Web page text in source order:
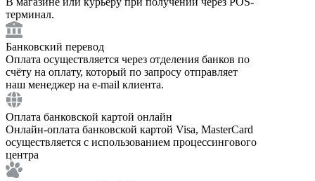
терминал.
Банковский перевод
Оплата осуществляется через отделения банков по
счёту на оплату, который по запросу отправляет
наш менеджер на e-mail клиента.
Оплата банковской картой онлайн
Онлайн-оплата банковской картой Visa, MasterCard
осуществляется с использованием процессингового
центра